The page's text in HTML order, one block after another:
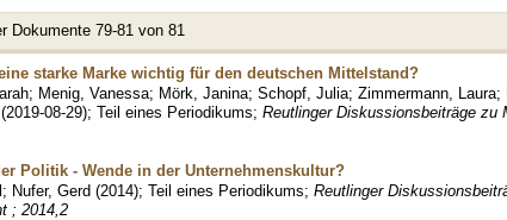
Dokumente 79-81 von 81
starke Marke wichtig für den deutschen Mittelstand?
; Menig, Vanessa; Mörk, Janina; Schopf, Julia; Zimmermann, Laura;
(2019-08-29); Teil eines Periodikums; Reutlinger Diskussionsbeiträge zu
Politik - Wende in der Unternehmenskultur?
; Nufer, Gerd (2014); Teil eines Periodikums; Reutlinger
; 2014,2